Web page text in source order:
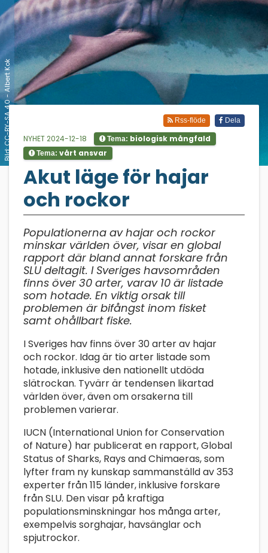
Bild: CC-BY-SA 4.0 - Albert Kok Dela
Rss-flöde
NYHET 2024-12-18 Tema: biologisk mångfald
Tema: vårt ansvar
Akut läge för hajar
och rockor
Populationerna av hajar och rockor
minskar världen över, visar en global
rapport där bland annat forskare från
SLU deltagit. I Sveriges havsområden
finns över 30 arter, varav 10 är listade
som hotade. En viktig orsak till
problemen är bifångst inom fisket
samt ohållbart fiske.
I Sveriges hav finns över 30 arter av hajar
och rockor. Idag är tio arter listade som
hotade, inklusive den nationellt utdöda
slätrockan. Tyvärr är tendensen likartad
världen över, även om orsakerna till
problemen varierar.
IUCN (International Union for Conservation
of Nature) har publicerat en rapport, Global
Status of Sharks, Rays and Chimaeras, som
lyfter fram ny kunskap sammanställd av 353
experter från 115 länder, inklusive forskare
från SLU. Den visar på kraftiga
populationsminskningar hos många arter,
exempelvis sorghajar, havsänglar och
spjutrockor.